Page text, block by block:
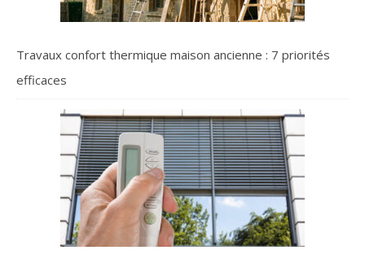
Travaux confort thermique maison ancienne : 7 priorités
efficaces